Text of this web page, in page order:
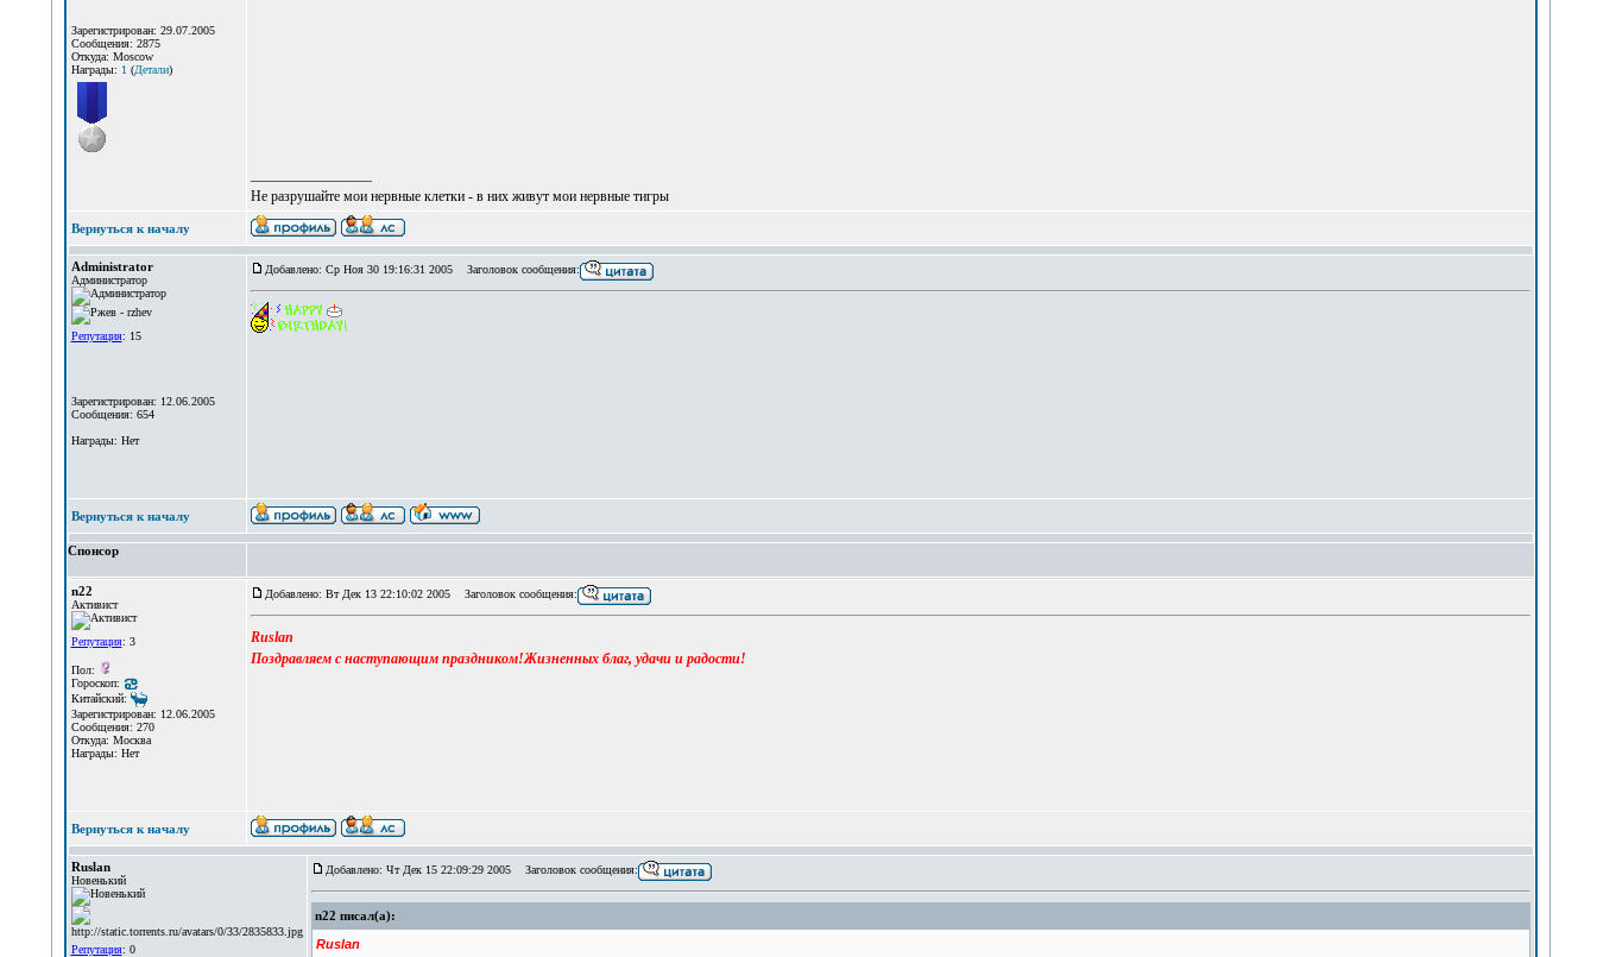
Зарегистрирован: 29.07.2005
Сообщения: 2875
Откуда: Moscow
Награды: 1 (Детали)
Не разрушайте мои нервные клетки - в них живут мои нервные тигры
Вернуться к началу
Administrator
Администратор
Репутация: 15
Зарегистрирован: 12.06.2005
Сообщения: 654
Награды: Нет
Добавлено: Ср Ноя 30 19:16:31 2005 Заголовок сообщения:
Вернуться к началу
Спонсор
n22
Активист
Репутация: 3
Пол:
Гороскоп:
Китайский:
Зарегистрирован: 12.06.2005
Сообщения: 270
Откуда: Москва
Награды: Нет
Добавлено: Вт Дек 13 22:10:02 2005 Заголовок сообщения:
Ruslan
Поздравляем с наступающим праздником!Жизненных благ, удачи и радости!
Вернуться к началу
Ruslan
Новенький
Репутация: 0
Добавлено: Чт Дек 15 22:09:29 2005 Заголовок сообщения:
n22 писал(а):
Ruslan